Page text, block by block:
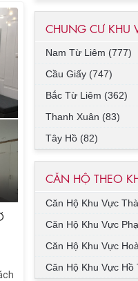
CHUNG CƯ KHU
Nam Từ Liêm (777)
Cầu Giấy (747)
Bắc Từ Liêm (362)
Thanh Xuân (83)
Tây Hồ (82)
CĂN HỘ THEO
Căn Hộ Khu Vực
Căn Hộ Khu Vực
Căn Hộ Khu Vực
Căn Hộ Khu Vực Hồ